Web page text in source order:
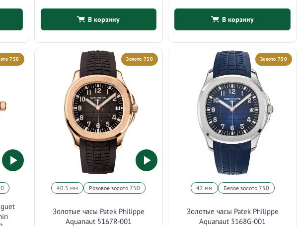
В корзину В корзину
750 Золото 750
40.5 мм Розовое золото 750
Золотые часы Patek Philippe
Aquanaut 5167R-001
Золото 750
42 мм Белое золото 750
Золотые часы Patek Philippe
Aquanaut 5168G-001